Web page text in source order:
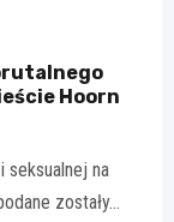
Hoorn
na
zostały…